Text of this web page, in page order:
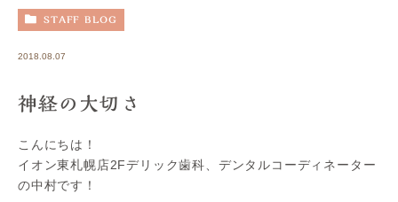
STAFF BLOG
2018.08.07
神経の大切さ
こんにちは！
イオン東札幌店2Fデリック歯科、デンタルコーディネーター
の中村です！